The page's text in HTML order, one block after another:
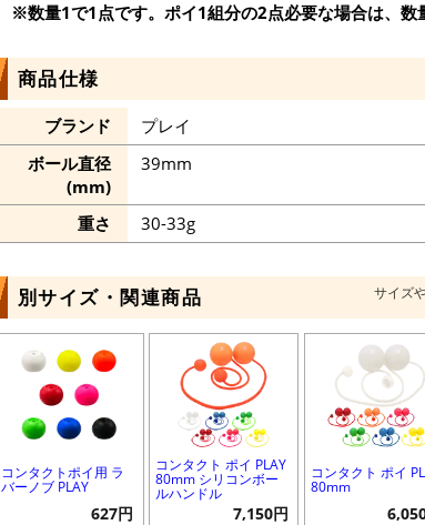
※数量1で1点です。ポイ1組分の2点必要な場合は、数
商品仕様
ブランド
プレイ
ボール直径
(mm)
39mm
重さ 30-33g
別サイズ・関連商品 サイズ
コンタクトポイ用 ラ
バーノブ PLAY
627円
コンタクト ポイ PLAY
80mm シリコンボー
ルハンドル
7,150円
コンタクト ポイ
80mm